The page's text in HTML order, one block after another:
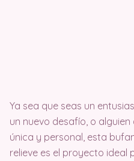
Ya sea que seas un
un nuevo desafío, o
única y personal, esta
relieve es el proyecto ideal